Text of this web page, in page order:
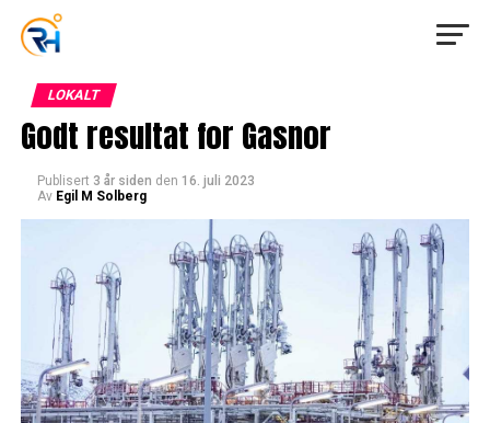
LOKALT
Godt resultat for Gasnor
Publisert 3 år siden den 16. juli 2023
Av Egil M Solberg